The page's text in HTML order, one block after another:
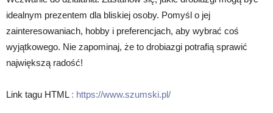
idealnym prezentem dla bliskiej osoby. Pomyśl o jej
zainteresowaniach, hobby i preferencjach, aby wybrać coś
wyjątkowego. Nie zapominaj, że to drobiazgi potrafią sprawić
największą radość!
Link tagu HTML : https://www.szumski.pl/